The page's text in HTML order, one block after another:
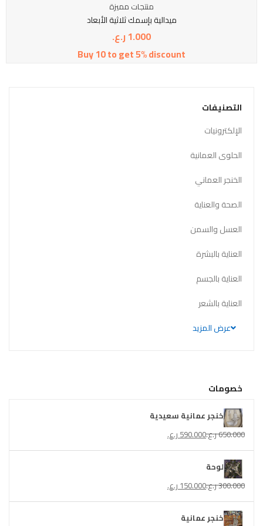
التصنيفات
الإلكترونيات
الحلوى العمانية
الخنجر العماني
الصحة والعناية
العسل والسمن
العناية بالبشرة
العناية بالجسم
العناية بالشعر
عرض المزيد
خصومات
خنجر عمانية سعيدية
650.000ر.ع.590.000ر.ع.
لوحة
300.000ر.ع.150.000ر.ع.
خنجر عمانية
منتجات مميزة
ميدالية بإسمك ثلاثية الأبعاد
1.000ر.ع.
Buy 10 to get 5% discount